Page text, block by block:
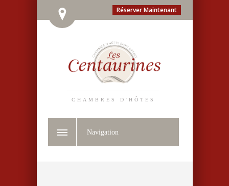
Réserver Maintenant
CHAMBRES D'HÔTES
Navigation